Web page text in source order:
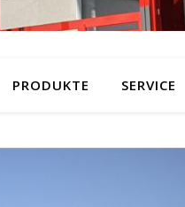
PRODUKTE SERVICE